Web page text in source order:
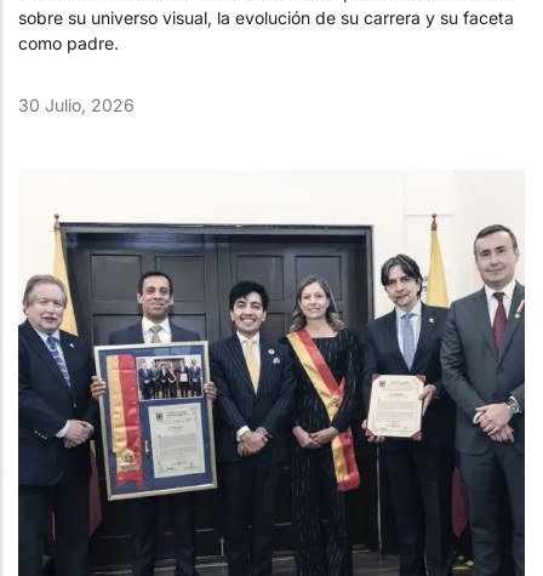
sobre su universo visual, la evolución de su carrera y su faceta
como padre.
30 Julio, 2026